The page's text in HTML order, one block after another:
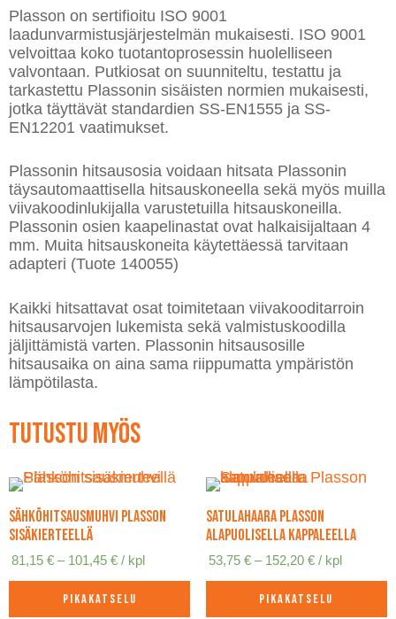
Plasson on sertifioitu ISO 9001
laadunvarmistusjärjestelmän mukaisesti. ISO 9001
velvoittaa koko tuotantoprosessin huolelliseen
valvontaan. Putkiosat on suunniteltu, testattu ja
tarkastettu Plassonin sisäisten normien mukaisesti,
jotka täyttävät standardien SS-EN1555 ja SS-
EN12201 vaatimukset.
Plassonin hitsausosia voidaan hitsata Plassonin
täysautomaattisella hitsauskoneella sekä myös muilla
viivakoodinlukijalla varustetuilla hitsauskoneilla.
Plassonin osien kaapelinastat ovat halkaisijaltaan 4
mm. Muita hitsauskoneita käytettäessä tarvitaan
adapteri (Tuote 140055)
Kaikki hitsattavat osat toimitetaan viivakooditarroin
hitsausarvojen lukemista sekä valmistuskoodilla
jäljittämistä varten. Plassonin hitsausosille
hitsausaika on aina sama riippumatta ympäristön
lämpötilasta.
Tutustu myös
Sähköhitsausmuhvi Plasson
sisäkierteellä
81,15€ – 101,45€Hintaluokka:
-
101,45 €
/ kpl
Pikakatselu
Satulahaara Plasson
alapuolisella kappaleella
53,75 € – 152,20 €Hintaluokka:
-
152,20 €
/ kpl
Pikakatselu